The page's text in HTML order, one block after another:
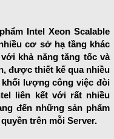
Intel Xeon Scalable
cơ sở hạ tầng khác
khả năng tăng tốc và
được thiết kế qua nhiều
lượng công việc đòi
liên kết với rất nhiều
đến những sản phẩm
trên mỗi Server.